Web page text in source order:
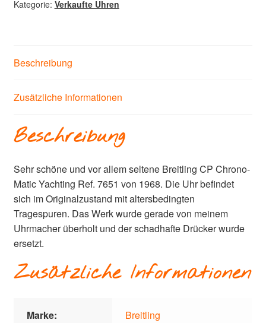
Kategorie: Verkaufte Uhren
Beschreibung
Zusätzliche Informationen
Beschreibung
Sehr schöne und vor allem seltene Breitling CP Chrono-
Matic Yachting Ref. 7651 von 1968. Die Uhr befindet
sich im Originalzustand mit altersbedingten
Tragespuren. Das Werk wurde gerade von meinem
Uhrmacher überholt und der schadhafte Drücker wurde
ersetzt.
Zusätzliche Informationen
Marke: Breitling